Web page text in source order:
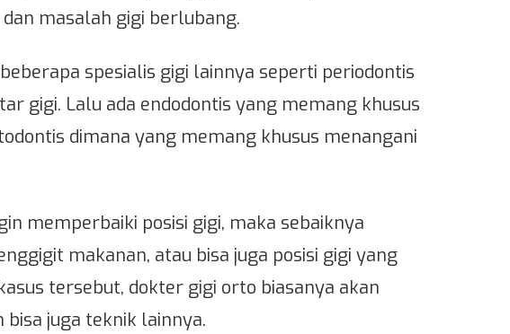
masalah gigi berlubang.
spesialis gigi lainnya seperti periodontis
gigi. Lalu ada endodontis yang memang khusus
dimana yang memang khusus menangani
memperbaiki posisi gigi, maka sebaiknya
makanan, atau bisa juga posisi gigi yang
tersebut, dokter gigi orto biasanya akan
bisa juga teknik lainnya.